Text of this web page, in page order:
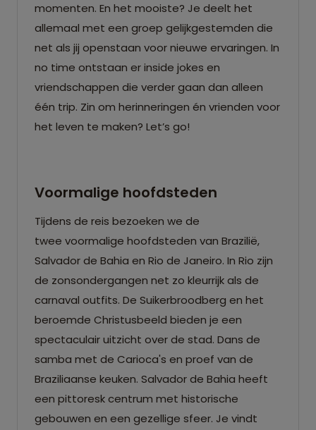
momenten. En het mooiste? Je deelt het
allemaal met een groep gelijkgestemden die
net als jij openstaan voor nieuwe ervaringen. In
no time ontstaan er inside jokes en
vriendschappen die verder gaan dan alleen
één trip. Zin om herinneringen én vrienden voor
het leven te maken? Let’s go!
Voormalige hoofdsteden
Tijdens de reis bezoeken we de
twee voormalige hoofdsteden van Brazilië,
Salvador de Bahia en Rio de Janeiro. In Rio zijn
de zonsondergangen net zo kleurrijk als de
carnaval outfits. De Suikerbroodberg en het
beroemde Christusbeeld bieden je een
spectaculair uitzicht over de stad. Dans de
samba met de Carioca's en proef van de
Braziliaanse keuken. Salvador de Bahia heeft
een pittoresk centrum met historische
gebouwen en een gezellige sfeer. Je vindt